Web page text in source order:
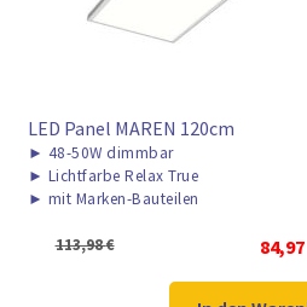
LED Panel MAREN 120cm
► 48-50W dimmbar
► Lichtfarbe Relax True
► mit Marken-Bauteilen
113,98€
Preis
84,97